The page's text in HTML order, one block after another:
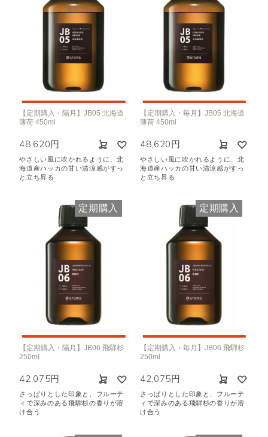
【定期購入・隔月】JB05 北海道
薄荷 450ml
48,620円
やさしい風に吹かれるように、北
海道産ハッカの甘い清涼感がすっ
と立ち昇る
【定期購入・毎月】JB05 北海道
薄荷 450ml
48,620円
やさしい風に吹かれるように、北
海道産ハッカの甘い清涼感がすっ
と立ち昇る
定期購入
【定期購入・隔月】JB06 飛騨杉
250ml
42,075円
さっぱりとした印象と、フルーテ
ィで深みのある飛騨杉の香りが溶
け合う
定期購入
【定期購入・毎月】JB06 飛騨杉
250ml
42,075円
さっぱりとした印象と、フルーテ
ィで深みのある飛騨杉の香りが溶
け合う